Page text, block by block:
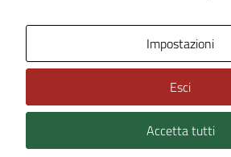
Technical Design s.r.l.
Impostazioni
Esci
Accetta tutti